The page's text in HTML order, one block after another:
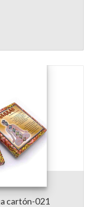
cartón-021